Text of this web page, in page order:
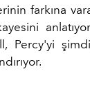
farkına
Percy'yi